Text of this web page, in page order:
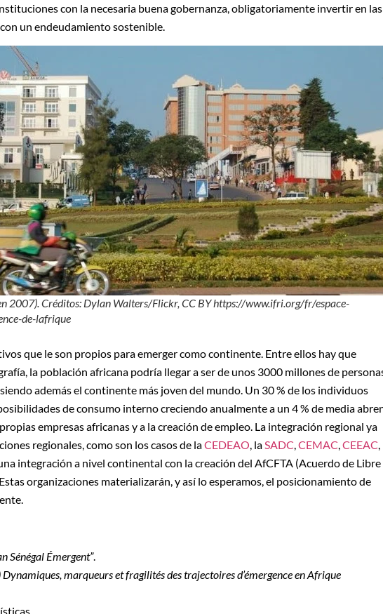
con la necesaria buena gobernanza, obligatoriamente invertir en las
un endeudamiento sostenible.
2007). Créditos: Dylan Walters/Flickr, CC BY https://www.ifri.org/fr/espace-
de-lafrique
que le son propios para emerger como continente. Entre ellos hay que
la población africana podría llegar a ser de unos 3000 millones de
además el continente más joven del mundo. Un 30 % de los individuos
de consumo interno creciendo anualmente a un 4 % de media
empresas africanas y a la creación de empleo. La integración regional ya
regionales, como son los casos de laCEDEAO, laSADC,CEMAC,CEEAC,
integración a nivel continental con la creación del AfCFTA (Acuerdo de Libre
organizaciones materializarán, y así lo esperamos, el posicionamiento de
Sénégal Émergent”.
marqueurs et fragilités des trajectoires d’émergence en Afrique